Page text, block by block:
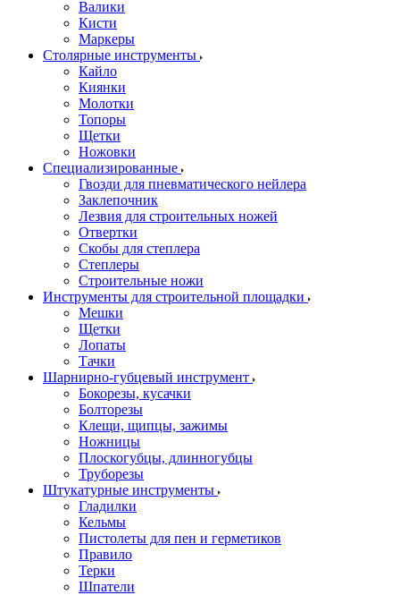
Валики
Кисти
Маркеры
Столярные инструменты
Кайло
Киянки
Молотки
Топоры
Щетки
Ножовки
Специализированные
Гвозди для пневматического нейлера
Заклепочник
Лезвия для строительных ножей
Отвертки
Скобы для степлера
Степлеры
Строительные ножи
Инструменты для строительной площадки
Мешки
Щетки
Лопаты
Тачки
Шарнирно-губцевый инструмент
Бокорезы, кусачки
Болторезы
Клещи, щипцы, зажимы
Ножницы
Плоскогубцы, длинногубцы
Труборезы
Штукатурные инструменты
Гладилки
Кельмы
Пистолеты для пен и герметиков
Правило
Терки
Шпатели